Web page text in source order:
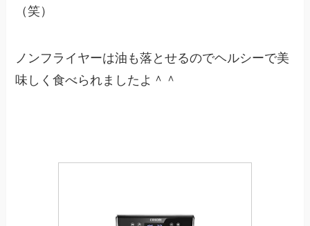
（笑）
ノンフライヤーは油も落とせるのでヘルシーで美
味しく食べられましたよ＾＾